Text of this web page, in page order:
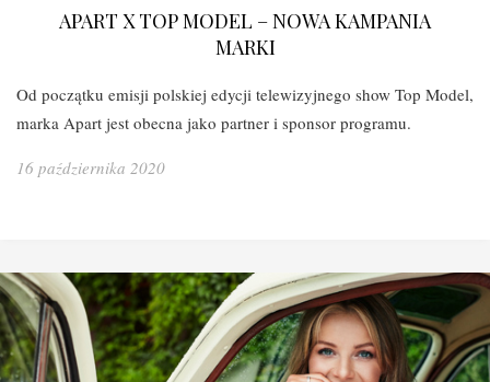
APART X TOP MODEL – NOWA KAMPANIA
MARKI
Od początku emisji polskiej edycji telewizyjnego show Top Model,
marka Apart jest obecna jako partner i sponsor programu.
16 października 2020